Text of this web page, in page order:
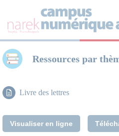
Ressources par
Livre des lettres
Visualiser en ligne